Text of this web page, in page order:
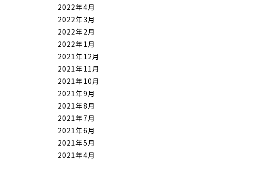
2022年4月
2022年3月
2022年2月
2022年1月
2021年12月
2021年11月
2021年10月
2021年9月
2021年8月
2021年7月
2021年6月
2021年5月
2021年4月